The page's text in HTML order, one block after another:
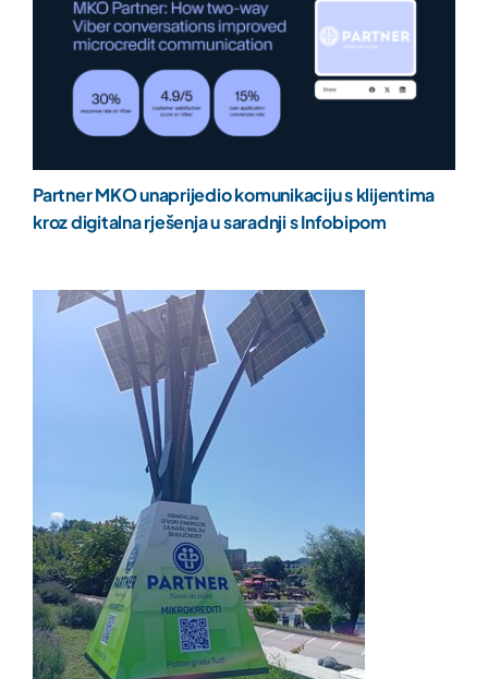
Partner MKO unaprijedio komunikaciju s klijentima
kroz digitalna rješenja u saradnji s Infobipom